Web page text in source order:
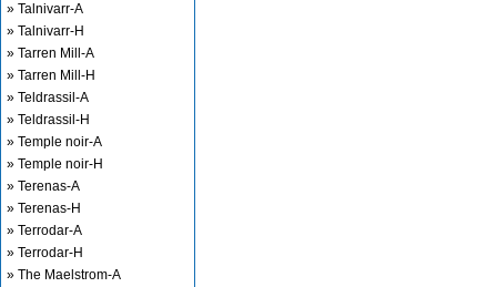
» Talnivarr-A
» Talnivarr-H
» Tarren Mill-A
» Tarren Mill-H
» Teldrassil-A
» Teldrassil-H
» Temple noir-A
» Temple noir-H
» Terenas-A
» Terenas-H
» Terrodar-A
» Terrodar-H
» The Maelstrom-A